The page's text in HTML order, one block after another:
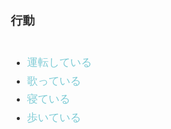
行動
運転している
歌っている
寝ている
歩いている